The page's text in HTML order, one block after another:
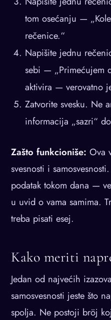
tom osećanju —
rečenice.“
Napišite jednu
sebi — „Primećujem
aktivira — verovatno
Zatvorite svesku. Ne
informacija „sazri“
Zašto funkcioniše: Ova
svesnosti i
podatak tokom dana —
u uvid o vama samima.
treba pisati esej.
Kako meriti
Jedan od najvećih
samosvesnosti jeste što
spolja. Ne postoji bröj